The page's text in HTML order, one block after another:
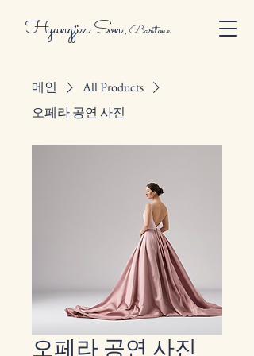
Hyungjin Son,Baritone
메인
All Products
오페라 공연 사진
오페라 공연 사진